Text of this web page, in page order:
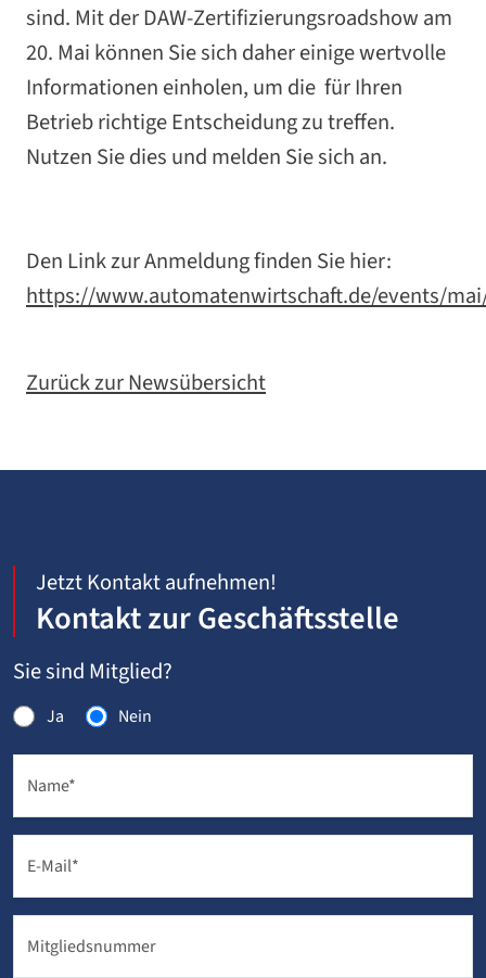
sind. Mit der DAW-Zertifizierungsroadshow am
20. Mai können Sie sich daher einige wertvolle
Informationen einholen, um die für Ihren
Betrieb richtige Entscheidung zu treffen.
Nutzen Sie dies und melden Sie sich an.
Den Link zur Anmeldung finden Sie hier:
https://www.automatenwirtschaft.de/events/
Zurück zur Newsübersicht
Jetzt Kontakt aufnehmen!
Kontakt zur Geschäftsstelle
Sie sind Mitglied?
Ja Nein
Name*
E-Mail*
Mitgliedsnummer